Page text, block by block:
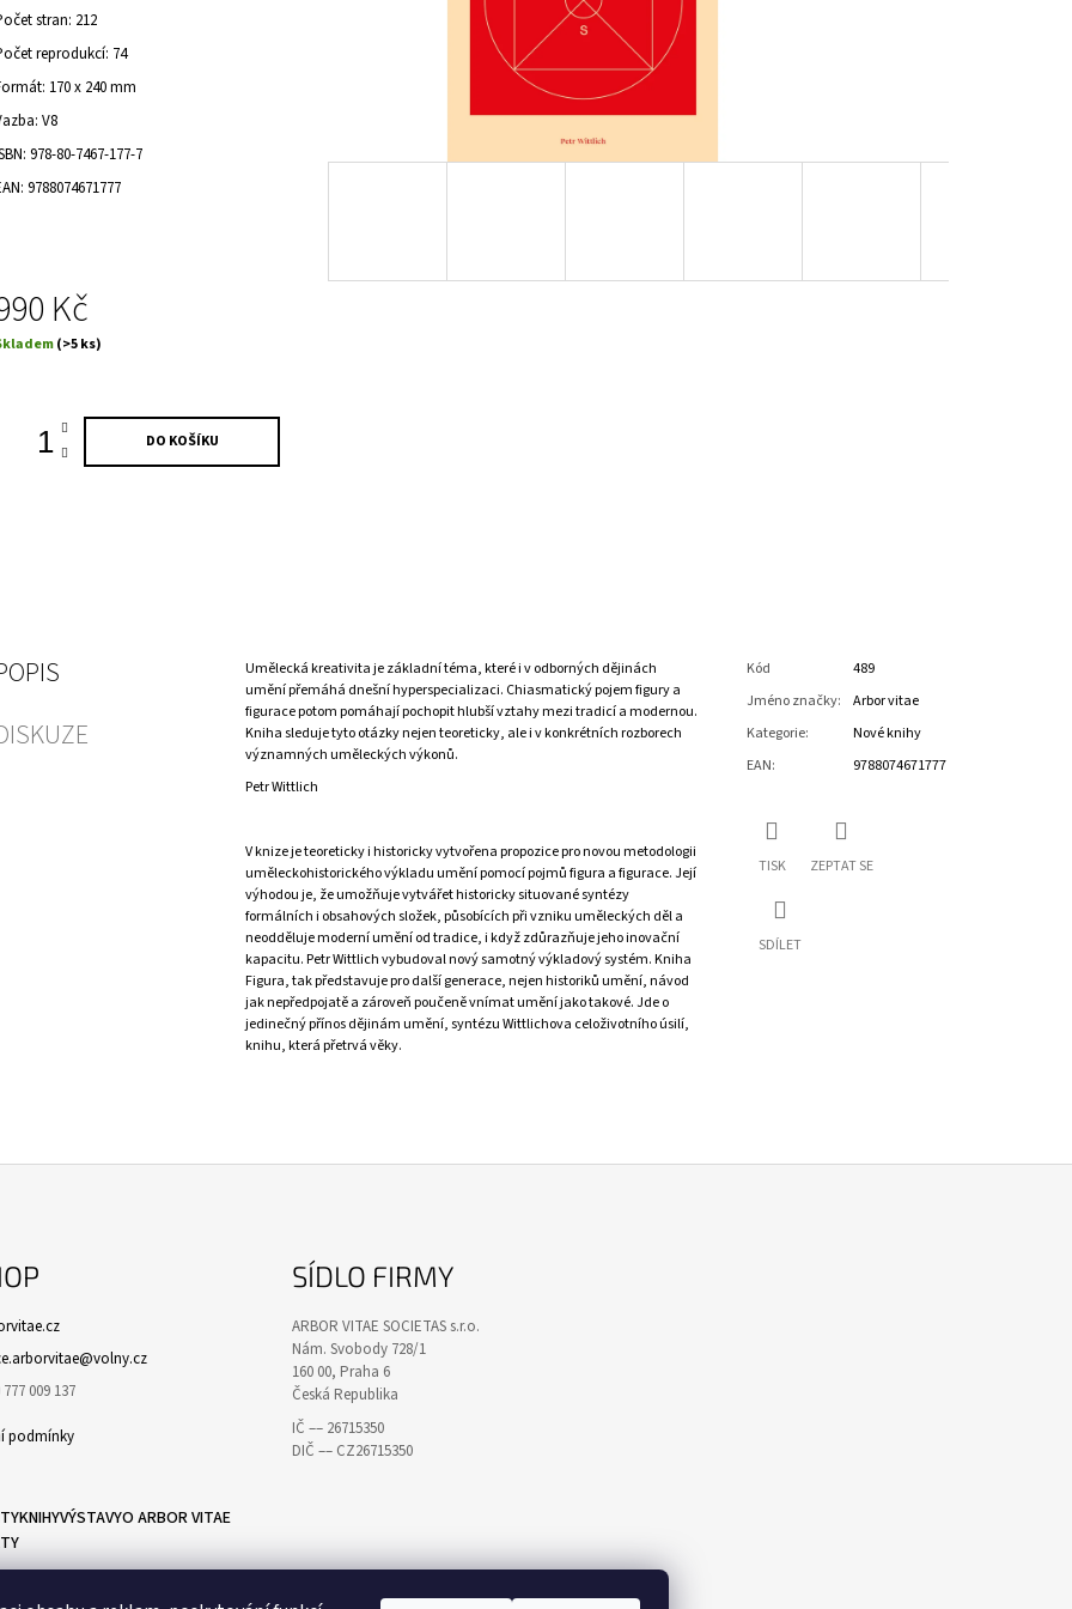
stran: 212
reprodukcí: 74
170 x 240 mm
V8
978-80-7467-177-7
9788074671777
Kč
(>5 ks)
DO KOŠÍKU
Umělecká kreativita je základní téma, které i v odborných dějinách
umění přemáhá dnešní hyperspecializaci. Chiasmatický pojem figury a
figurace potom pomáhají pochopit hlubší vztahy mezi tradicí a modernou.
Kniha sleduje tyto otázky nejen teoreticky, ale i v konkrétních rozborech
významných uměleckých výkonů.
Petr Wittlich
V knize je teoreticky i historicky vytvořena propozice pro novou metodologii
uměleckohistorického výkladu umění pomocí pojmů figura a figurace. Její
výhodou je, že umožňuje vytvářet historicky situované syntézy
formálních i obsahových složek, působících při vzniku uměleckých děl a
neodděluje moderní umění od tradice, i když zdůrazňuje jeho inovační
kapacitu. Petr Wittlich vybudoval nový samotný výkladový systém. Kniha
Figura, tak představuje pro další generace, nejen historiků umění, návod
jak nepředpojatě a zároveň poučeně vnímat umění jako takové. Jde o
jedinečný přínos dějinám umění, syntézu Wittlichova celoživotního úsilí,
knihu, která přetrvá věky.
Kód
489
Jméno značky:
Arbor vitae
Kategorie:
Nové knihy
EAN: 9788074671777
TISK ZEPTAT SE
SDÍLET
2 390 Kč 590 Kč
009 137
podmínky
KNIHYVÝSTAVYO ARBOR VITAE
SÍDLO FIRMY
ARBOR VITAE SOCIETAS s.r.o.
Nám. Svobody 728/1
160 00, Praha 6
Česká Republika
IČ –– 26715350
DIČ –– CZ26715350